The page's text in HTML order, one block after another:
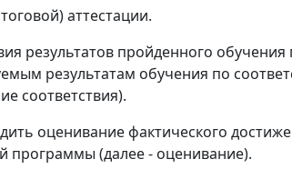
аттестации.
результатов пройденного
результатам обучения по
соответствия).
оценивание фактического
программы (далее - оценивание).